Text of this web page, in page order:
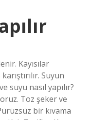
Kayısılar
Suyun
suyu nasıl yapılır?
Toz şeker ve
bir kıvama